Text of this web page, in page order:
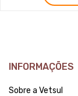
INFORMAÇÕES
Sobre a Vetsul